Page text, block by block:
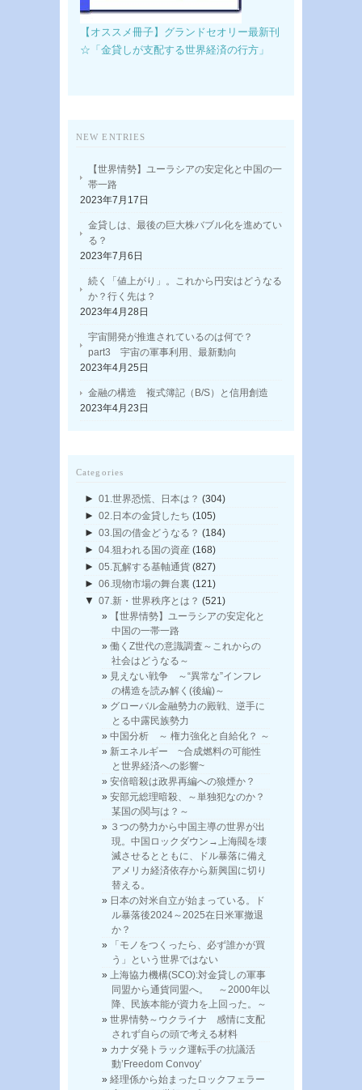
【オススメ冊子】グランドセオリー最新刊
☆「金貸しが支配する世界経済の行方」
NEW ENTRIES
【世界情勢】ユーラシアの安定化と中国の一
帯一路
2023年7月17日
金貸しは、最後の巨大株バブル化を進めてい
る？
2023年7月6日
続く「値上がり」。これから円安はどうなる
か？行く先は？
2023年4月28日
宇宙開発が推進されているのは何で？
part3 宇宙の軍事利用、最新動向
2023年4月25日
金融の構造 複式簿記（B/S）と信用創造
2023年4月23日
Categories
► 01.世界恐慌、日本は？ (304)
► 02.日本の金貸したち (105)
► 03.国の借金どうなる？ (184)
► 04.狙われる国の資産 (168)
► 05.瓦解する基軸通貨 (827)
► 06.現物市場の舞台裏 (121)
▼ 07.新・世界秩序とは？ (521)
【世界情勢】ユーラシアの安定化と
中国の一帯一路
働くZ世代の意識調査～これからの
社会はどうなる～
見えない戦争 ～“異常な”インフレ
の構造を読み解く(後編)～
グローバル金融勢力の殿戦、逆手に
とる中露民族勢力
中国分析 ～ 権力強化と自給化？ ～
新エネルギー ~合成燃料の可能性
と世界経済への影響~
安倍暗殺は政界再編への狼煙か？
安部元総理暗殺、～単独犯なのか？
某国の関与は？～
３つの勢力から中国主導の世界が出
現。中国ロックダウン→上海閥を壊
滅させるとともに、ドル暴落に備え
アメリカ経済依存から新興国に切り
替える。
日本の対米自立が始まっている。ド
ル暴落後2024～2025在日米軍撤退
か？
「モノをつくったら、必ず誰かが買
う」という世界ではない
上海協力機構(SCO):対金貸しの軍事
同盟から通貨同盟へ。 ～2000年以
降、民族本能が資力を上回った。～
世界情勢～ウクライナ 感情に支配
されず自らの頭で考える材料
カナダ発トラック運転手の抗議活
動’Freedom Convoy’
経理係から始まったロックフェラー